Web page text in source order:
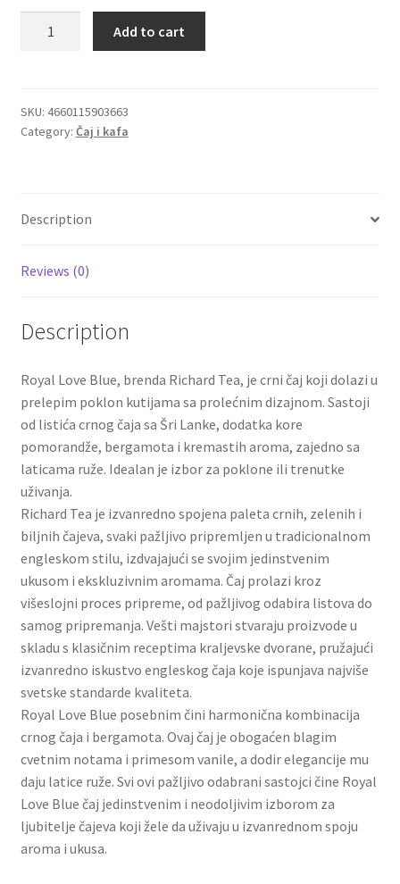
Igračke
Cvece
Destilati
Jack Daniel’s
Rakija
Poklon aranzmani izdvajamo
Slatki buketi
Pokloni
Pokloni za 8. mart
Pokloni za Dan zaljubljenih
Pokloni za devojku
Login
Naši partneri
Newsletter
Partners
vanilom
i
Blue
Add to cart
SKU: 4660115903663
Category: Čaj i kafa
Description
Reviews (0)
Description
Royal Love Blue, brenda Richard Tea, je crni čaj koji dolazi u
prelepim poklon kutijama sa prolećnim dizajnom. Sastoji
od listića crnog čaja sa Šri Lanke, dodatka kore
pomorandže, bergamota i kremastih aroma, zajedno sa
laticama ruže. Idealan je izbor za poklone ili trenutke
uživanja.
Richard Tea je izvanredno spojena paleta crnih, zelenih i
biljnih čajeva, svaki pažljivo pripremljen u tradicionalnom
engleskom stilu, izdvajajući se svojim jedinstvenim
ukusom i ekskluzivnim aromama. Čaj prolazi kroz
višeslojni proces pripreme, od pažljivog odabira listova do
samog pripremanja. Vešti majstori stvaraju proizvode u
skladu s klasičnim receptima kraljevske dvorane, pružajući
izvanredno iskustvo engleskog čaja koje ispunjava najviše
svetske standarde kvaliteta.
Royal Love Blue posebnim čini harmonična kombinacija
crnog čaja i bergamota. Ovaj čaj je obogaćen blagim
cvetnim notama i primesom vanile, a dodir elegancije mu
daju latice ruže. Svi ovi pažljivo odabrani sastojci čine Royal
Love Blue čaj jedinstvenim i neodoljivim izborom za
ljubitelje čajeva koji žele da uživaju u izvanrednom spoju
aroma i ukusa.